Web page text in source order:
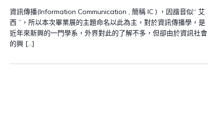
資訊傳播(Information Communication , 簡稱 IC ) ，因諧音似“ 艾
西 ”，所以本次畢業展的主題命名以此為主，對於資訊傳播學，是
近年來新興的一門學系，外界對此的了解不多，但卻由於資訊社會
的興 […]